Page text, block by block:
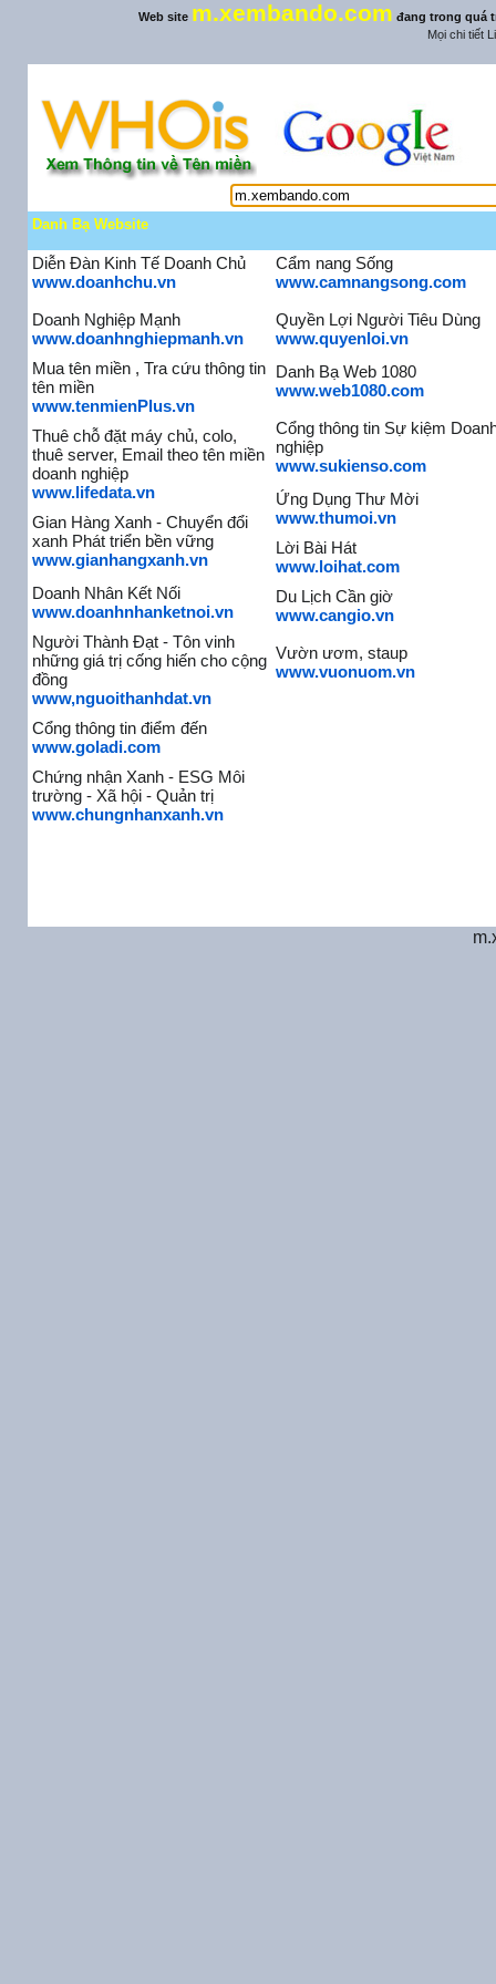
Web site m.xembando.com đang trong quá
Mọi chi tiết
Danh Bạ Website
Diễn Đàn Kinh Tế Doanh Chủ
www.doanhchu.vn
Doanh Nghiệp Mạnh
www.doanhnghiepmanh.vn
Mua tên miền , Tra cứu thông tin
tên miền
www.tenmienPlus.vn
Thuê chỗ đặt máy chủ, colo,
thuê server, Email theo tên miền
doanh nghiệp
www.lifedata.vn
Gian Hàng Xanh - Chuyển đổi
xanh Phát triển bền vững
www.gianhangxanh.vn
Doanh Nhân Kết Nối
www.doanhnhanketnoi.vn
Người Thành Đạt - Tôn vinh
những giá trị cống hiến cho cộng
đồng
www,nguoithanhdat.vn
Cổng thông tin điểm đến
www.goladi.com
Chứng nhận Xanh - ESG Môi
trường - Xã hội - Quản trị
www.chungnhanxanh.vn
Cẩm nang Sống
www.camnangsong.com
Quyền Lợi Người Tiêu Dùng
www.quyenloi.vn
Danh Bạ Web 1080
www.web1080.com
Cổng thông tin Sự kiệm
nghiệp
www.sukienso.com
Ứng Dụng Thư Mời
www.thumoi.vn
Lời Bài Hát
www.loihat.com
Du Lịch Cần giờ
www.cangio.vn
Vườn ươm, staup
www.vuonuom.vn